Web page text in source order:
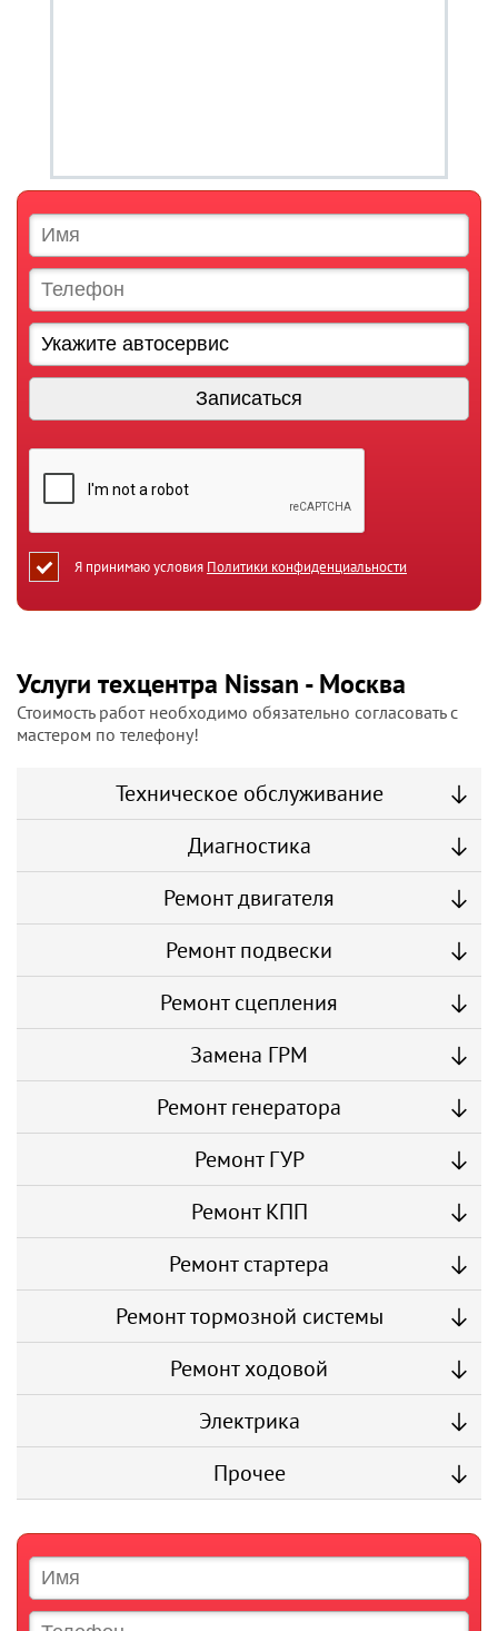
Я принимаю условия Политики конфиденциальности
Услуги техцентра Nissan - Москва
Стоимость работ необходимо обязательно согласовать с
мастером по телефону!
Техническое обслуживание
Диагностика
Ремонт двигателя
Ремонт подвески
Ремонт сцепления
Замена ГРМ
Ремонт генератора
Ремонт ГУР
Ремонт КПП
Ремонт стартера
Ремонт тормозной системы
Ремонт ходовой
Электрика
Прочее